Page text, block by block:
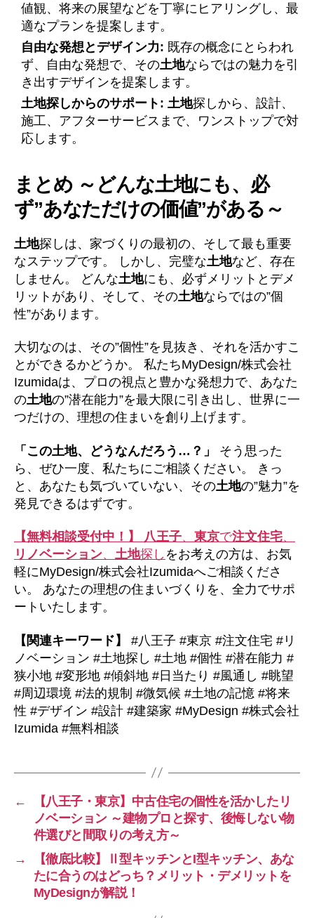
値観、将来の展望などを丁寧にヒアリングし、最
適なプランを提案します。
自由な発想とデザイン力: 既存の概念にとらわれ
ず、自由な発想で、その土地ならではの魅力を引
き出すデザインを提案します。
土地探しからのサポート: 土地探しから、設計、
施工、アフターサービスまで、ワンストップで対
応します。
まとめ ～どんな土地にも、必
ず”あなただけの価値”がある～
土地探しは、家づくりの最初の、そして最も重要
なステップです。 しかし、完璧な土地など、存在
しません。 どんな土地にも、必ずメリットとデメ
リットがあり、そして、その土地ならではの”個
性”があります。
大切なのは、その”個性”を見抜き、それを活かすこ
とができるかどうか。 私たちMyDesign/株式会社
Izumidaは、プロの視点と豊かな発想力で、あなた
の土地の”潜在能力”を最大限に引き出し、世界に一
つだけの、理想の住まいを創り上げます。
「この土地、どうなんだろう…？」
そう思った
ら、ぜひ一度、私たちにご相談ください。 きっ
と、あなたも気づいていない、その土地の”魅力”を
発見できるはずです。
【無料相談受付中！】 八王子、 東京で注文住宅、
リノベーション、 土地探し をお考えの方は、お気
軽にMyDesign/株式会社Izumidaへご相談くださ
い。 あなたの理想の住まいづくりを、全力でサポ
ートいたします。
【関連キーワード】
#八王子 #東京 #注文住宅 #リ
ノベーション #土地探し #土地 #個性 #潜在能力 #
狭小地 #変形地 #傾斜地 #日当たり #風通し #眺望
#周辺環境 #法的規制 #微気候 #土地の記憶 #将来
性 #デザイン #設計 #建築家 #MyDesign #株式会社
Izumida #無料相談
←
【八王子・東京】中古住宅の個性を活かしたリ
ノベーション ～建物プロと探す、後悔しない物
件選びと間取りの考え方～
→
【徹底比較】Ⅱ型キッチンとI型キッチン、あな
たに合うのはどっち？メリット・デメリットを
MyDesignが解説！